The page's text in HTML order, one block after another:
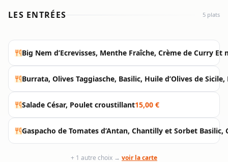
LES ENTRÉES 5 plats
Big Nem d’Ecrevisses, Menthe Fraîche, Crème de Curry
Burrata, Olives Taggiasche, Basilic, Huile d’Olives de
Salade César, Poulet croustillant15,00 €
Gaspacho de Tomates d’Antan, Chantilly et Sorbet
+ 1 autre choix → voir la carte